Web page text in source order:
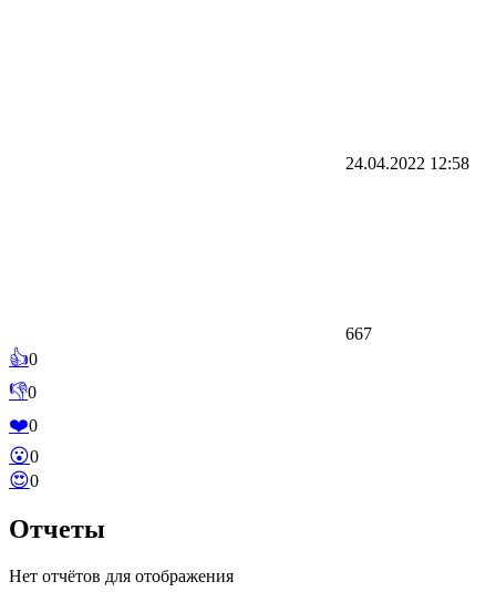
24.04.2022 12:58
667
👍0
👎0
❤️0
😮0
😍0
Отчеты
Нет отчётов для отображения